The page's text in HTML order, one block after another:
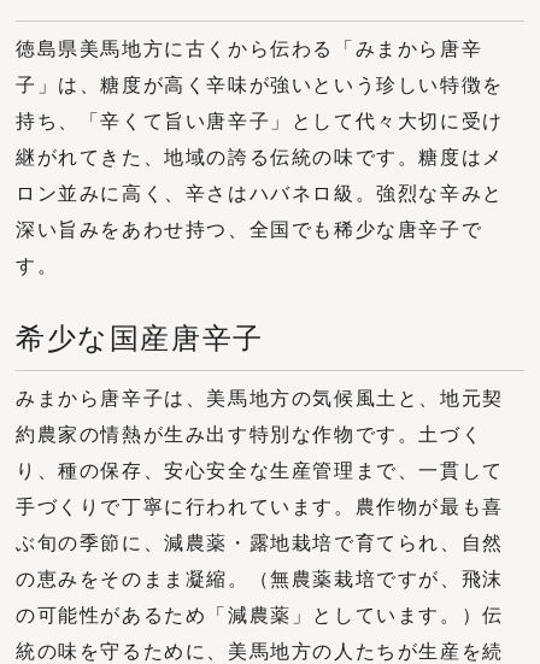
徳島県美馬地方に古くから伝わる「みまから唐辛
子」は、糖度が高く辛味が強いという珍しい特徴を
持ち、「辛くて旨い唐辛子」として代々大切に受け
継がれてきた、地域の誇る伝統の味です。糖度はメ
ロン並みに高く、辛さはハバネロ級。強烈な辛みと
深い旨みをあわせ持つ、全国でも稀少な唐辛子で
す。
希少な国産唐辛子
みまから唐辛子は、美馬地方の気候風土と、地元契
約農家の情熱が生み出す特別な作物です。土づく
り、種の保存、安心安全な生産管理まで、一貫して
手づくりで丁寧に行われています。農作物が最も喜
ぶ旬の季節に、減農薬・露地栽培で育てられ、自然
の恵みをそのまま凝縮。（無農薬栽培ですが、飛沫
の可能性があるため「減農薬」としています。）伝
統の味を守るために、美馬地方の人たちが生産を続